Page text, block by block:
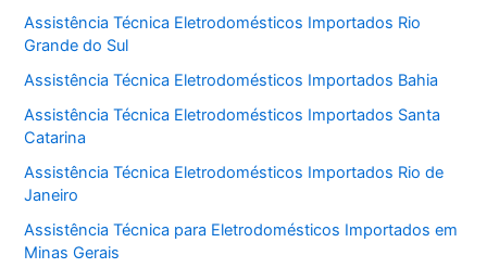
Assistência Técnica Eletrodomésticos Importados Rio
Grande do Sul
Assistência Técnica Eletrodomésticos Importados Bahia
Assistência Técnica Eletrodomésticos Importados Santa
Catarina
Assistência Técnica Eletrodomésticos Importados Rio de
Janeiro
Assistência Técnica para Eletrodomésticos Importados em
Minas Gerais